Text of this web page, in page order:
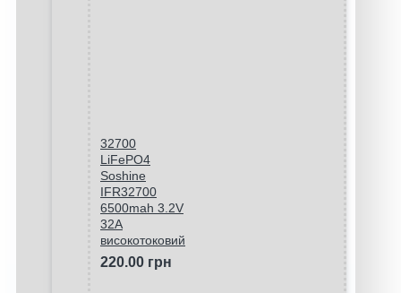
32700
LiFePO4
Soshine
IFR32700
6500mah 3.2V
32A
високотоковий
220.00 грн